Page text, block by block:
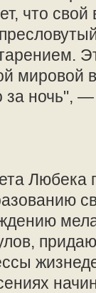
что свой
за ночь",
Любека